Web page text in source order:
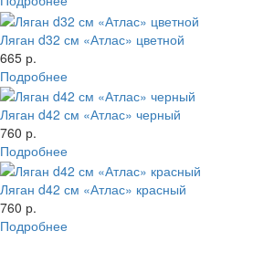
Ляган d32 см «Атлас» цветной
665 р.
Подробнее
Ляган d42 см «Атлас» черный
760 р.
Подробнее
Ляган d42 см «Атлас» красный
760 р.
Подробнее